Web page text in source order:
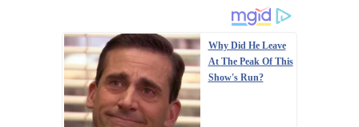
Why Did He Leave
At The Peak Of This
Show's Run?